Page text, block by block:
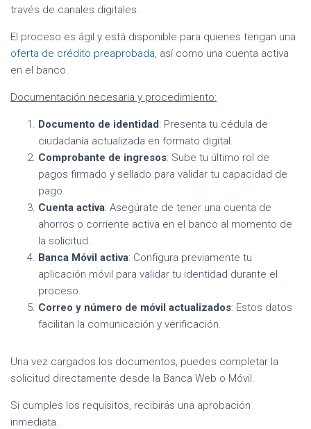
través de canales digitales.
El proceso es ágil y está disponible para quienes tengan una
oferta de crédito preaprobada, así como una cuenta activa
en el banco.
Documentación necesaria y procedimiento:
Documento de identidad: Presenta tu cédula de
ciudadanía actualizada en formato digital.
Comprobante de ingresos: Sube tu último rol de
pagos firmado y sellado para validar tu capacidad de
pago.
Cuenta activa: Asegúrate de tener una cuenta de
ahorros o corriente activa en el banco al momento de
la solicitud.
Banca Móvil activa: Configura previamente tu
aplicación móvil para validar tu identidad durante el
proceso.
Correo y número de móvil actualizados: Estos datos
facilitan la comunicación y verificación.
Una vez cargados los documentos, puedes completar la
solicitud directamente desde la Banca Web o Móvil.
Si cumples los requisitos, recibirás una aprobación
inmediata.